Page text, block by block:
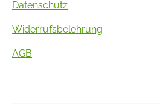
Datenschutz
Widerrufsbelehrung
AGB